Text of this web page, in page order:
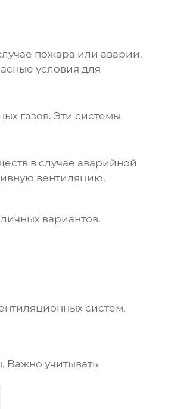
пожара или аварии.
условия для
газов. Эти системы
в случае аварийной
вентиляцию.
вариантов.
систем.
. Важно учитывать